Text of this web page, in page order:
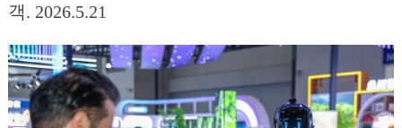
객. 2026.5.21